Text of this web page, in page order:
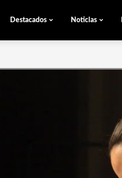
Destacados Noticias